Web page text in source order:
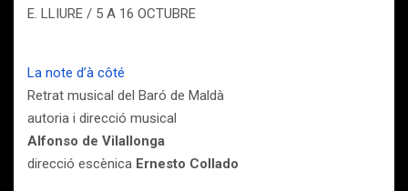
E. LLIURE / 5 A 16 OCTUBRE
La note d’à côté
Retrat musical del Baró de Maldà
autoria i direcció musical
Alfonso de Vilallonga
direcció escènica Ernesto Collado